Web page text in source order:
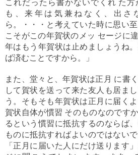
これだったら書かないでくれ た
も、来年は気兼ねなく、出さ
ら。・・・と考えていた時に思い
こそがこの年賀状のメッ セージに
年はもう年賀状は止めましょうね
ば済むことですから。」
また、堂々と、年賀状は正月 に書
して賀状を送って来た友人も居ま
う。そもそも年賀状は正月に届く
賀状自体が慣習 そのものなのです
るという慣習に抵抗するのならば
ものに抵抗すればよいのではない
「正月に届いた人にだけ送ります